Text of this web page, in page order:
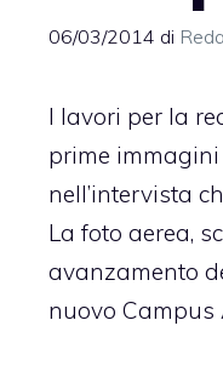
06/03/2014 di
I lavori per la
prime immagini
nell’intervista
La foto aerea,
avanzamento
nuovo Campus